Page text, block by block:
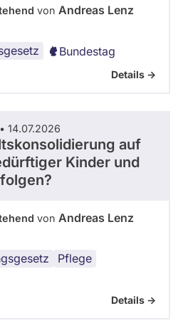
von Andreas Lenz
Bundestag
Details ->
14.07.2026
auf
Kinder und
von Andreas Lenz
Pflege
Details ->